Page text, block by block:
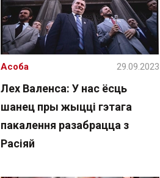
Лех Валенса: У нас ёсць
шанец пры жыцці гэтага
пакалення разабрацца з
Расіяй
Асоба 29.09.2023